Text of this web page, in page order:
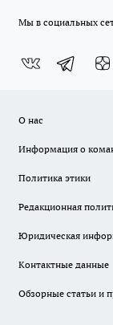
Мы в социальных
О нас
Информация о
Политика этики
Редакционная
Юридическая
Контактные данные
Обзорные статьи и